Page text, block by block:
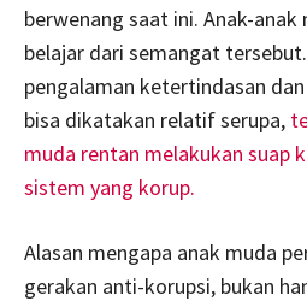
berwenang saat ini. Anak-
belajar dari semangat
pengalaman ketertindasan
bisa dikatakan relatif serupa,
muda rentan melakukan suap
sistem yang korup.
Alasan mengapa anak muda
gerakan anti-korupsi, bukan